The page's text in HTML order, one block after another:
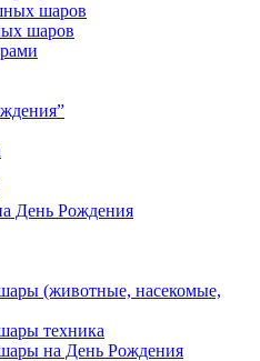
шаров
шаров
День Рождения
(животные, насекомые,
техника
на День Рождения